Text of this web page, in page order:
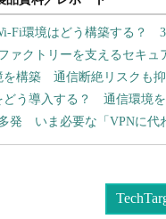
Fi環境はどう構築する？
ァクトリーを支えるセキュ
を構築 通信断絶リスクも
どう導入する？ 通信環境
発 いま必要な「VPNに代